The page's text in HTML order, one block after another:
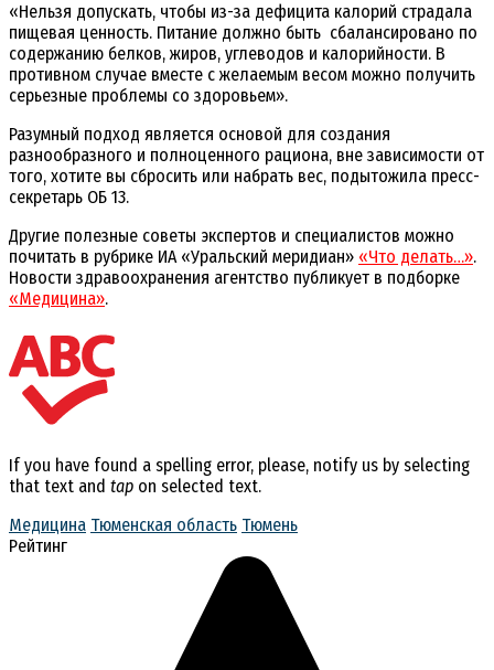
«Нельзя допускать, чтобы из-за дефицита калорий страдала
пищевая ценность. Питание должно быть сбалансировано по
содержанию белков, жиров, углеводов и калорийности. В
противном случае вместе с желаемым весом можно получить
серьезные проблемы со здоровьем».
Разумный подход является основой для создания
разнообразного и полноценного рациона, вне зависимости от
того, хотите вы сбросить или набрать вес, подытожила пресс-
секретарь ОБ 13.
Другие полезные советы экспертов и специалистов можно
почитать в рубрике ИА «Уральский меридиан» «Что делать…».
Новости здравоохранения агентство публикует в подборке
«Медицина».
If you have found a spelling error, please, notify us by selecting
that text and tap on selected text.
Медицина Тюменская область Тюмень
Рейтинг